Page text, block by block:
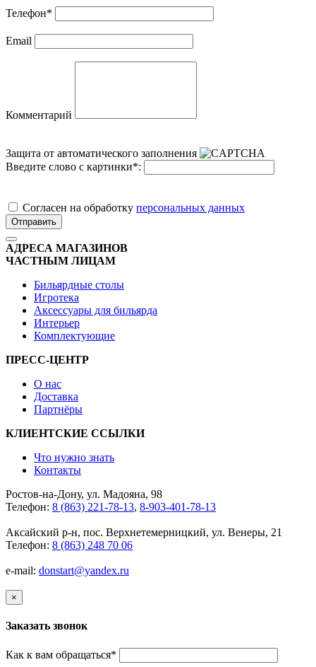
Телефон*
Email
Комментарий
Защита от автоматического заполнения
Введите слово с картинки*:
Cогласен на обработку персональных данных
Отправить
АДРЕСА МАГАЗИНОВ
ЧАСТНЫМ ЛИЦАМ
Бильярдные столы
Игротека
Аксессуары для бильярда
Интерьер
Комплектующие
ПРЕСС-ЦЕНТР
О нас
Доставка
Партнёры
КЛИЕНТСКИЕ ССЫЛКИ
Что нужно знать
Контакты
Ростов-на-Дону, ул. Мадояна, 98
Телефон: 8 (863) 221-78-13, 8-903-401-78-13
Аксайский р-н, пос. Верхнетемерницкий, ул. Венеры, 21
Телефон: 8 (863) 248 70 06
e-mail: donstart@yandex.ru
×
Заказать звонок
Как к вам обращаться*